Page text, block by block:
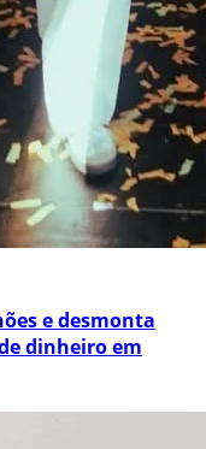
e desmonta
dinheiro em